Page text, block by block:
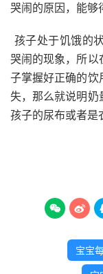
哭闹的原因，能够
孩子处于饥饿的
哭闹的现象，所以
子掌握好正确的饮
失，那么就说明奶
孩子的尿布或者是
 
宝宝